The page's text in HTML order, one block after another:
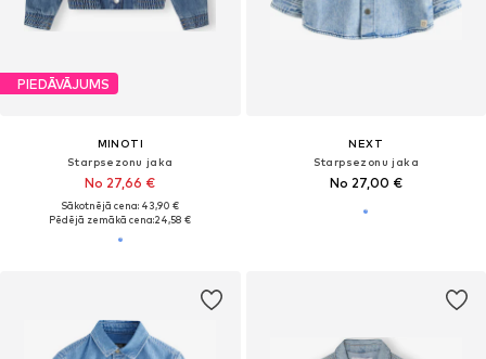
PIEDĀVĀJUMS
MINOTI
Starpsezonu jaka
No 27,66 €
Sākotnējā cena: 43,90 €
Pēdējā zemākā cena:24,58 €
NEXT
Starpsezonu jaka
No 27,00 €